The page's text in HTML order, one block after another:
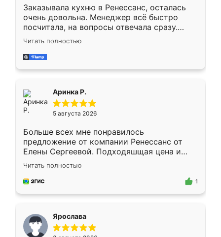
Заказывала кухню в Ренессанс, осталась
очень довольна. Менеджер всё быстро
посчитала, на вопросы отвечала сразу.
Замерщик приехал в субботу, подошёл к
делу со всей ответственностью. Собрали
за день, ребята работали аккуратно, даже
Читать полностью
Аринка Р.
5 августа 2026
Больше всех мне понравилось
предложение от компании Ренессанс от
Елены Сергеевой. Подходяшщая цена и
короткие сроки изготовления. Приехавший
для замера сотрудник Владислав
предложил по моему эскизу самый
Читать полностью
1
Ярослава